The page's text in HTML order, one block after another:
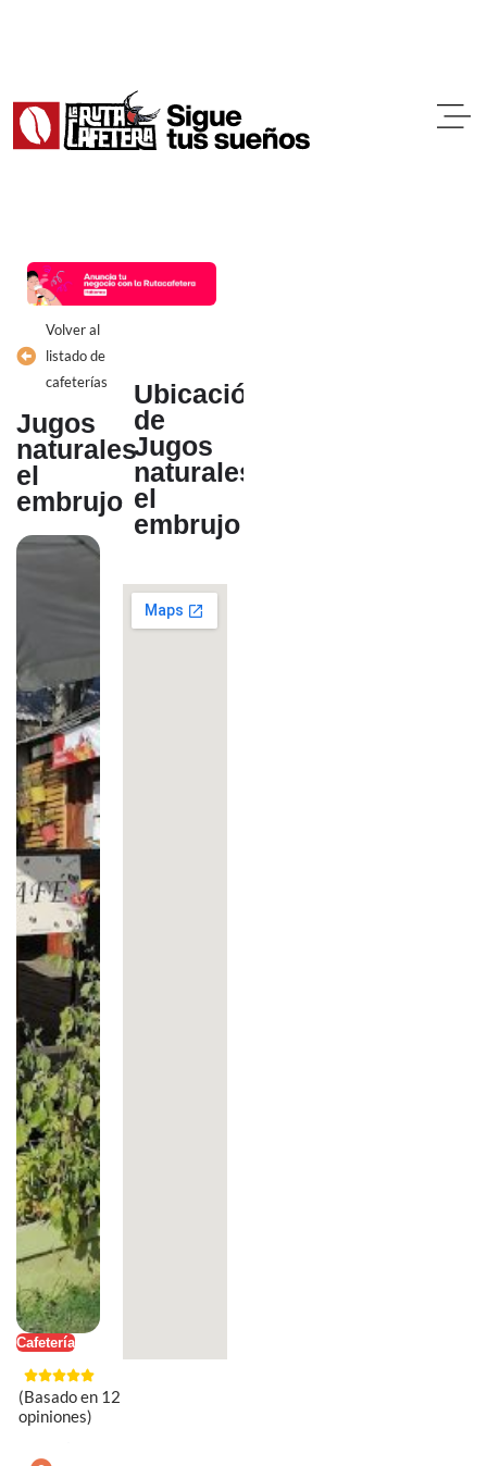
Volver al
listado de
cafeterías
Jugos
naturales
el
embrujo
Cafetería
(Basado en 12
opiniones)
Ubicación
de
Jugos
naturales
el
embrujo